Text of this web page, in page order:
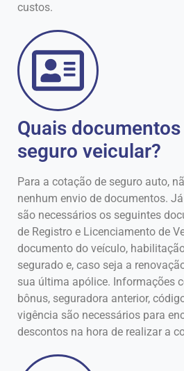
custos.
Quais
seguro veicular?
Para a cotação de seguro auto,
nenhum envio de documentos.
são necessários os seguintes
de Registro e Licenciamento de
documento do veículo,
segurado e, caso seja a
sua última apólice. Informações
bônus, seguradora anterior,
vigência são necessários para
descontos na hora de realizar a